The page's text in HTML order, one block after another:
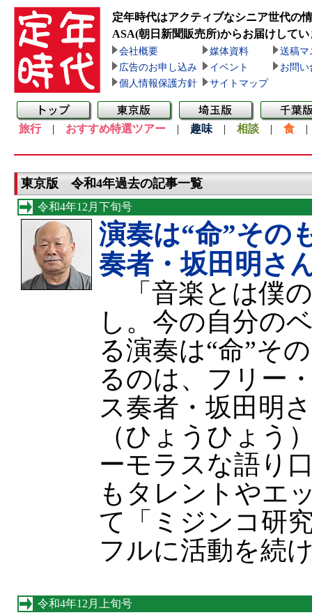
定年時代はアクティブなシニア世代の
ASA(朝日新聞販売所)からお届けしてい
会社概要 媒体資料
送稿マ
広告のお申し込み
イベント
お問い
個人情報保護方針
サイトマップ
旅行| おすすめ特選ツアー | 趣味 | 相談 | 食
東京版 令和4年過去の記事一覧
令和4年12月下旬号
演奏は“命”その
奏者・坂田明さ
「音楽とは僕
し。今の自分の
る演奏は“命”そ
るのは、フリー
ス奏者・坂田明
（ひょうひょう
ーモラスな語り
もタレントやエ
て「ミジンコ研
フルに活動を続
令和4年12月上旬号